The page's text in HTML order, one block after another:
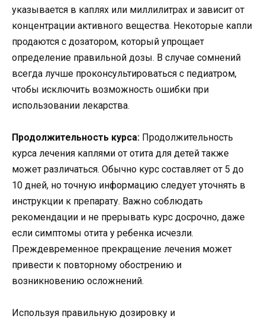
указывается в каплях или миллилитрах и зависит от
концентрации активного вещества. Некоторые капли
продаются с дозатором, который упрощает
определение правильной дозы. В случае сомнений
всегда лучше проконсультироваться с педиатром,
чтобы исключить возможность ошибки при
использовании лекарства.
Продолжительность курса: Продолжительность
курса лечения каплями от отита для детей также
может различаться. Обычно курс составляет от 5 до
10 дней, но точную информацию следует уточнять в
инструкции к препарату. Важно соблюдать
рекомендации и не прерывать курс досрочно, даже
если симптомы отита у ребенка исчезли.
Преждевременное прекращение лечения может
привести к повторному обострению и
возникновению осложнений.
Используя правильную дозировку и